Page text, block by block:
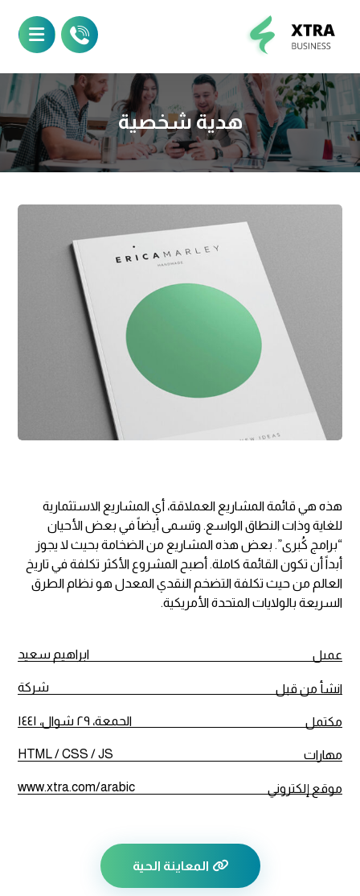
هدية شخصية
هذه هي قائمة المشاريع العملاقة، أي المشاريع الاستثمارية
للغاية وذات النطاق الواسع. وتسمى أيضاً في بعض الأحيان
“برامج كُبرى”. بعض هذه المشاريع من الضخامة بحيث لا يجوز
أبداً أن تكون القائمة كاملة. أصبح المشروع الأكثر تكلفة في تاريخ
العالم من حيث تكلفة التضخم النقدي المعدل هو نظام الطرق
السريعة بالولايات المتحدة الأمريكية.
عميل ابراهيم سعيد
انشأ من قبل شركة
مكتمل الجمعة، ٢٩ شوال، ١٤٤١
مهارات HTML / CSS / JS
موقع إلكتروني www.xtra.com/arabic
المعاينة الحية